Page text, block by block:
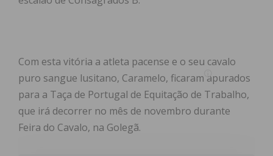
Com esta vitória a atleta pacense e o seu cavalo
puro sangue lusitano, Caramelo, ficaram apurados
para a Taça de Portugal de Equitação de Trabalho,
que irá decorrer no mês de novembro durante
Feira do Cavalo, na Golegã.